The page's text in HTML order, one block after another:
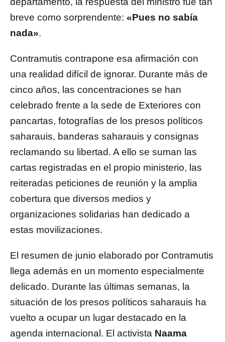
breve como sorprendente: «Pues no sabía
nada».
Contramutis contrapone esa afirmación con
una realidad difícil de ignorar. Durante más de
cinco años, las concentraciones se han
celebrado frente a la sede de Exteriores con
pancartas, fotografías de los presos políticos
saharauis, banderas saharauis y consignas
reclamando su libertad. A ello se suman las
cartas registradas en el propio ministerio, las
reiteradas peticiones de reunión y la amplia
cobertura que diversos medios y
organizaciones solidarias han dedicado a
estas movilizaciones.
El resumen de junio elaborado por Contramutis
llega además en un momento especialmente
delicado. Durante las últimas semanas, la
situación de los presos políticos saharauis ha
vuelto a ocupar un lugar destacado en la
agenda internacional. El activista Naama